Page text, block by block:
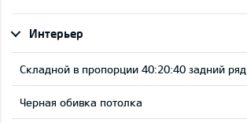
Интерьер
Складной в пропорции 40:20:40 задний ряд
Черная обивка потолка